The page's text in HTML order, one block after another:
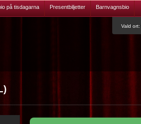
på tisdagarna Presentbiljetter Barnvagnsbio
Vald ort: